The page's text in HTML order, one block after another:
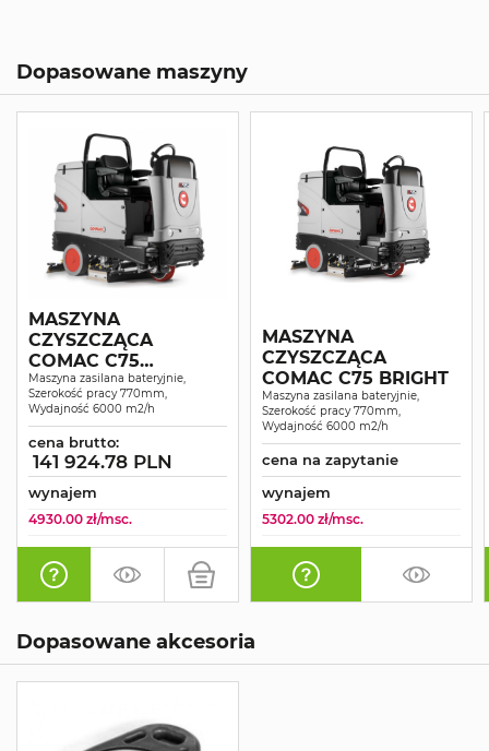
Dopasowane maszyny
MASZYNA
CZYSZCZĄCA
COMAC C75
ESSENTIAL
Maszyna zasilana bateryjnie,
Szerokość pracy 770mm,
Wydajność 6000 m2/h
cena brutto:
141 924.78 PLN
wynajem
4930.00 zł/msc.
MASZYNA
CZYSZCZĄCA
COMAC C75 BRIGHT
Maszyna zasilana bateryjnie,
Szerokość pracy 770mm,
Wydajność 6000 m2/h
cena na zapytanie
wynajem
5302.00 zł/msc.
Dopasowane akcesoria